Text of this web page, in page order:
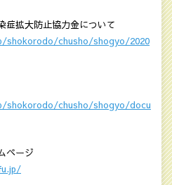
症拡大防止協力金について
shokorodo/chusho/shogyo/2020
shokorodo/chusho/shogyo/docu
ページ